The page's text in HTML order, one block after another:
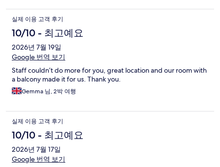
실제 이용 고객 후기
10/10 - 최고예요
2026년 7월 19일
Google 번역 보기
Staff couldn’t do more for you, great location and our room with
a balcony made it for us. Thank you.
Gemma 님, 2박 여행
실제 이용 고객 후기
10/10 - 최고예요
2026년 7월 17일
Google 번역 보기